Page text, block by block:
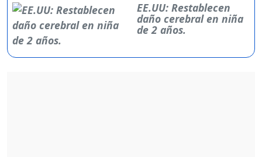
EE.UU: Restablecen
daño cerebral en niña
de 2 años.